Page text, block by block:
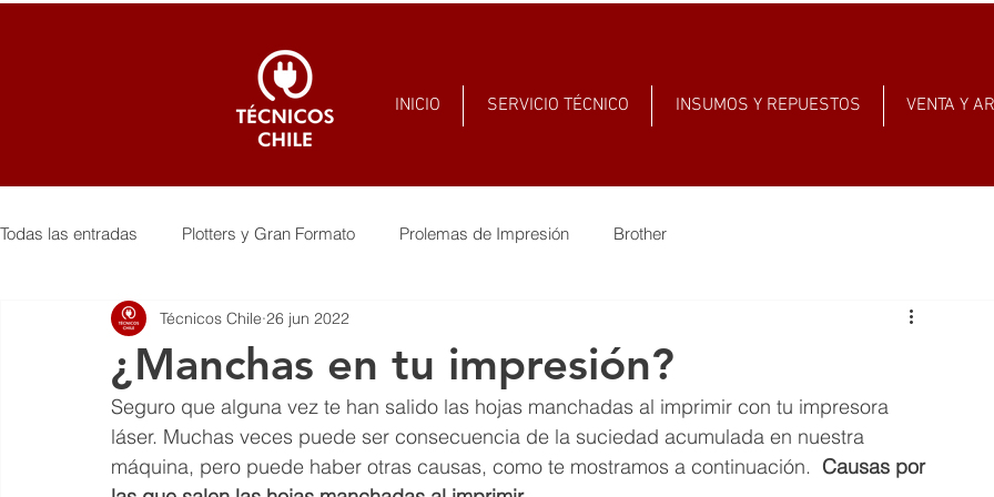
INICIO SERVICIO TÉCNICO INSUMOS Y REPUESTOS VENTA Y
Todas las entradas Plotters y Gran Formato Prolemas de Impresión Brother
¿Manchas en tu impresión?
Técnicos Chile 26 jun 2022
Seguro que alguna vez te han salido las hojas manchadas al imprimir con tu impresora
láser. Muchas veces puede ser consecuencia de la suciedad acumulada en nuestra
máquina, pero puede haber otras causas, como te mostramos a continuación. Causas por